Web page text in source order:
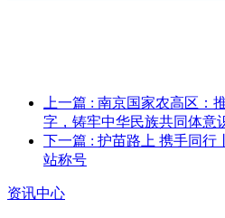
上一篇 : 南京国家农高区：
字，铸牢中华民族共同体意
下一篇 : 护苗路上 携手同行
站称号
资讯中心